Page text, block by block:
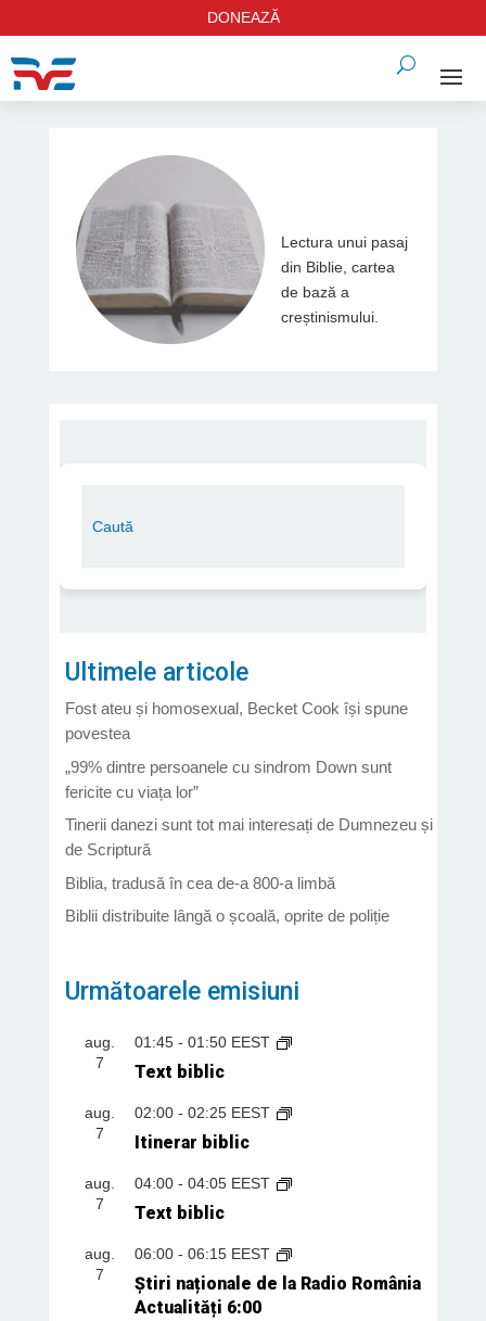
DONEAZĂ
Lectura unui pasaj
din Biblie, cartea
de bază a
creștinismului.
Ultimele articole
Fost ateu și homosexual, Becket Cook își spune
povestea
„99% dintre persoanele cu sindrom Down sunt
fericite cu viața lor”
Tinerii danezi sunt tot mai interesați de Dumnezeu și
de Scriptură
Biblia, tradusă în cea de-a 800-a limbă
Biblii distribuite lângă o școală, oprite de poliție
Următoarele emisiuni
aug.
7
01:45- 01:50 EEST
Text biblic
aug.
7
02:00- 02:25 EEST
Itinerar biblic
aug.
7
04:00- 04:05 EEST
Text biblic
aug.
7
06:00- 06:15 EEST
Știri naționale de la Radio România
Actualități 6:00